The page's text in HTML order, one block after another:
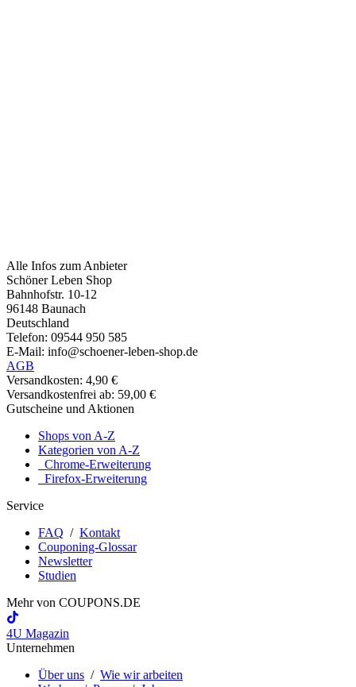
Alle Infos zum Anbieter
Schöner Leben Shop
Bahnhofstr. 10-12
96148 Baunach
Deutschland
Telefon: 09544 950 585
E-Mail: info@schoener-leben-shop.de
AGB
Versandkosten: 4,90 €
Versandkostenfrei ab: 59,00 €
Gutscheine und Aktionen
Shops von A-Z
Kategorien von A-Z
Chrome-Erweiterung
Firefox-Erweiterung
Service
FAQ / Kontakt
Couponing-Glossar
Newsletter
Studien
Mehr von COUPONS.DE
4U Magazin
Unternehmen
Über uns / Wie wir arbeiten